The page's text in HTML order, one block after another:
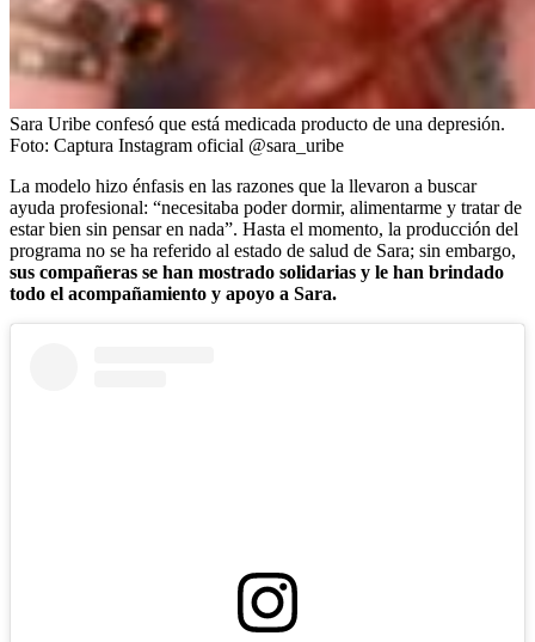
Sara Uribe confesó que está medicada producto de una depresión.
Foto: Captura Instagram oficial @sara_uribe
La modelo hizo énfasis en las razones que la llevaron a buscar
ayuda profesional: “necesitaba poder dormir, alimentarme y tratar de
estar bien sin pensar en nada”. Hasta el momento, la producción del
programa no se ha referido al estado de salud de Sara; sin embargo,
sus compañeras se han mostrado solidarias y le han brindado
todo el acompañamiento y apoyo a Sara.